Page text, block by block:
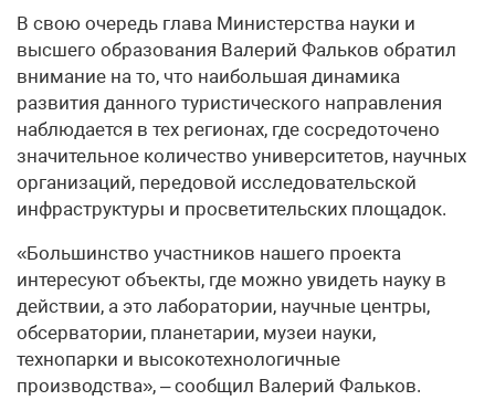
В свою очередь глава Министерства науки и
высшего образования Валерий Фальков обратил
внимание на то, что наибольшая динамика
развития данного туристического направления
наблюдается в тех регионах, где сосредоточено
значительное количество университетов, научных
организаций, передовой исследовательской
инфраструктуры и просветительских площадок.
«Большинство участников нашего проекта
интересуют объекты, где можно увидеть науку в
действии, а это лаборатории, научные центры,
обсерватории, планетарии, музеи науки,
технопарки и высокотехнологичные
производства», – сообщил Валерий Фальков.